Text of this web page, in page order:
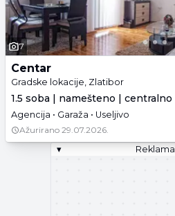
7
Centar
Gradske lokacije, Zlatibor
1.5 soba | namešteno | centralno
Agencija • Garaža • Useljivo
Ažurirano 29.07.2026.
▾
Reklama